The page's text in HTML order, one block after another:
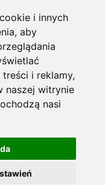
i innych
aby
i reklamy,
naszej witrynie
nasi
Czytaj więcej